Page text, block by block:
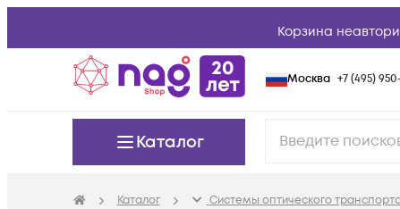
Корзина
Москва +7 (495) 950-
Каталог
Каталог Системы оптического